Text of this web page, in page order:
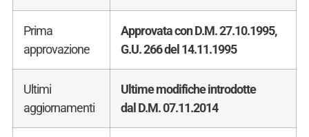
Prima
approvazione
Approvata con D.M. 27.10.1995,
G.U. 266 del 14.11.1995
Ultimi
aggiornamenti
Ultime modifiche introdotte
dal D.M. 07.11.2014